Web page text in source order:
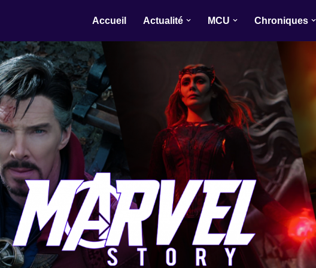
Accueil Actualité MCU Chroniques